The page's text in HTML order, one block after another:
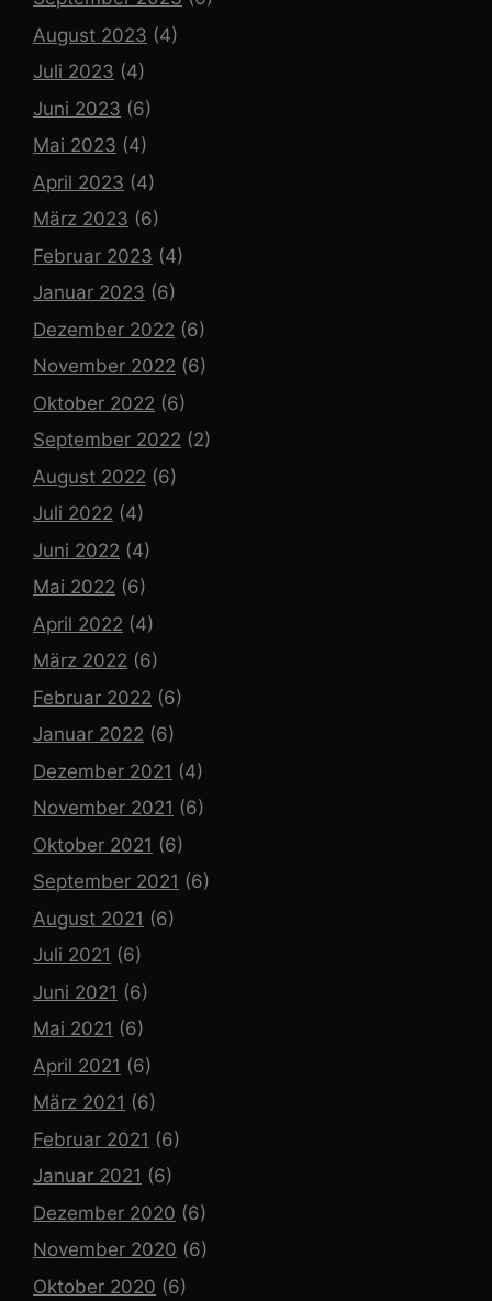
August 2023 (4)
Juli 2023 (4)
Juni 2023 (6)
Mai 2023 (4)
April 2023 (4)
März 2023 (6)
Februar 2023 (4)
Januar 2023 (6)
Dezember 2022 (6)
November 2022 (6)
Oktober 2022 (6)
September 2022 (2)
August 2022 (6)
Juli 2022 (4)
Juni 2022 (4)
Mai 2022 (6)
April 2022 (4)
März 2022 (6)
Februar 2022 (6)
Januar 2022 (6)
Dezember 2021 (4)
November 2021 (6)
Oktober 2021 (6)
September 2021 (6)
August 2021 (6)
Juli 2021 (6)
Juni 2021 (6)
Mai 2021 (6)
April 2021 (6)
März 2021 (6)
Februar 2021 (6)
Januar 2021 (6)
Dezember 2020 (6)
November 2020 (6)
Oktober 2020 (6)